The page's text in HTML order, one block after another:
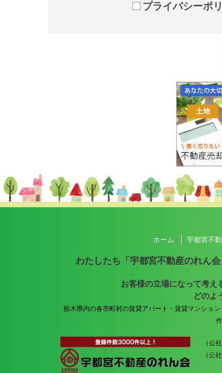
プライバシーポ
ホーム 宇都宮不
わたしたち「宇都宮不動産のれん
お客様の立場になって考え
どのよ
栃木県内の各市町村の賃貸アパート・賃貸マンショ
（公
（公